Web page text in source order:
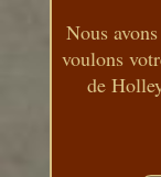
Nous
voulons
de